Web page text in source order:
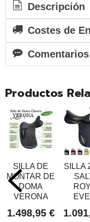
Descripción
Costes de
Comentarios
Productos
SILLA DE
MONTAR DE
DOMA
VERONA
1.498,95 €
SILLA